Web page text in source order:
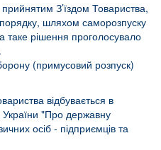
З’їздом Товариства,
шляхом саморозпуску
таке рішення проголосувало
(примусовий розпуск)
відбувається в
"Про державну
осіб - підприємців та